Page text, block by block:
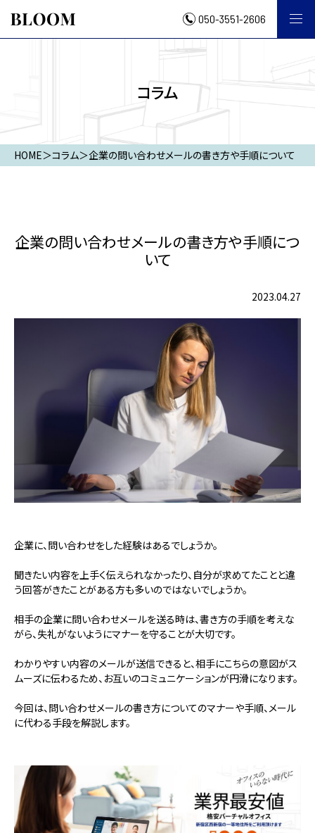
050-3551-2606
コラム
HOME＞コラム＞企業の問い合わせメールの書き方や手順について
企業の問い合わせメールの書き方や手順につ
いて
2023.04.27
企業に、問い合わせをした経験はあるでしょうか。
聞きたい内容を上手く伝えられなかったり、自分が求めてたことと違
う回答がきたことがある方も多いのではないでしょうか。
相手の企業に問い合わせメールを送る時は、書き方の手順を考えな
がら、失礼がないようにマナーを守ることが大切です。
わかりやすい内容のメールが送信できると、相手にこちらの意図がス
ムーズに伝わるため、お互いのコミュニケーションが円滑になります。
今回は、問い合わせメールの書き方についてのマナーや手順、メール
に代わる手段を解説します。